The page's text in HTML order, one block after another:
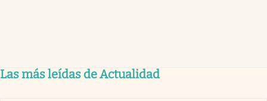
Las más leídas de Actualidad